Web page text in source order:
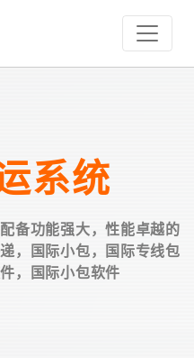
系统
备功能强大，性能卓越的
，国际小包，国际专线包
，国际小包软件